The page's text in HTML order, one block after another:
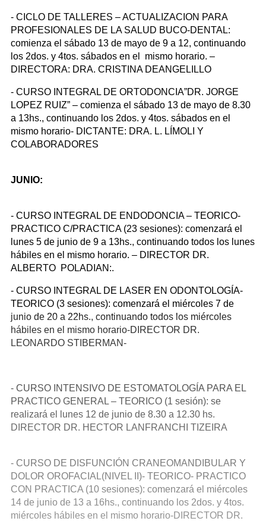
- CICLO DE TALLERES – ACTUALIZACION PARA
PROFESIONALES DE LA SALUD BUCO-DENTAL:
comienza el sábado 13 de mayo de 9 a 12, continuando
los 2dos. y 4tos. sábados en el mismo horario. –
DIRECTORA: DRA. CRISTINA DEANGELILLO
- CURSO INTEGRAL DE ORTODONCIA”DR. JORGE
LOPEZ RUIZ” – comienza el sábado 13 de mayo de 8.30
a 13hs., continuando los 2dos. y 4tos. sábados en el
mismo horario- DICTANTE: DRA. L. LÍMOLI Y
COLABORADORES
JUNIO:
- CURSO INTEGRAL DE ENDODONCIA – TEORICO-
PRACTICO C/PRACTICA (23 sesiones): comenzará el
lunes 5 de junio de 9 a 13hs., continuando todos los lunes
hábiles en el mismo horario. – DIRECTOR DR.
ALBERTO POLADIAN:.
- CURSO INTEGRAL DE LASER EN ODONTOLOGÍA-
TEORICO (3 sesiones): comenzará el miércoles 7 de
junio de 20 a 22hs., continuando todos los miércoles
hábiles en el mismo horario-DIRECTOR DR.
LEONARDO STIBERMAN-
- CURSO INTENSIVO DE ESTOMATOLOGÍA PARA EL
PRACTICO GENERAL – TEORICO (1 sesión): se
realizará el lunes 12 de junio de 8.30 a 12.30 hs.
DIRECTOR DR. HECTOR LANFRANCHI TIZEIRA
- CURSO DE DISFUNCIÓN CRANEOMANDIBULAR Y
DOLOR OROFACIAL(NIVEL II)- TEORICO- PRACTICO
CON PRACTICA (10 sesiones): comenzará el miércoles
14 de junio de 13 a 16hs., continuando los 2dos. y 4tos.
miércoles hábiles en el mismo horario-DIRECTOR DR.